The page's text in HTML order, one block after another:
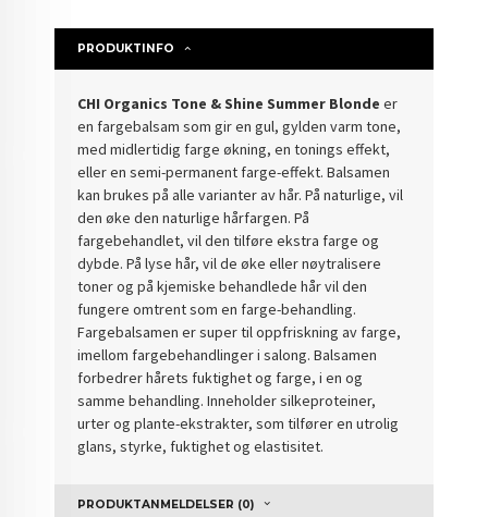
PRODUKTINFO
CHI Organics Tone & Shine Summer Blonde er
en fargebalsam som gir en gul, gylden varm tone,
med midlertidig farge økning, en tonings effekt,
eller en semi-permanent farge-effekt. Balsamen
kan brukes på alle varianter av hår. På naturlige, vil
den øke den naturlige hårfargen. På
fargebehandlet, vil den tilføre ekstra farge og
dybde. På lyse hår, vil de øke eller nøytralisere
toner og på kjemiske behandlede hår vil den
fungere omtrent som en farge-behandling.
Fargebalsamen er super til oppfriskning av farge,
imellom fargebehandlinger i salong. Balsamen
forbedrer hårets fuktighet og farge, i en og
samme behandling. Inneholder silkeproteiner,
urter og plante-ekstrakter, som tilfører en utrolig
glans, styrke, fuktighet og elastisitet.
PRODUKTANMELDELSER (0)